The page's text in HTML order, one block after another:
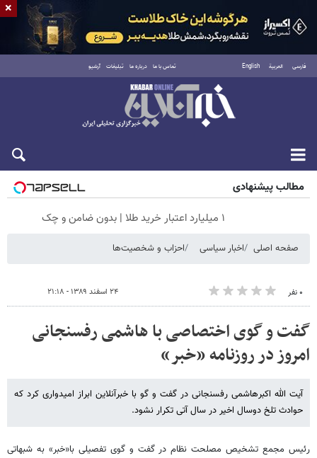
فارسی العربية English تماس با ما درباره ما تبلیغات آرشیو
شنبه ۱۷ مرداد ۱۴۰۵
مطالب پیشنهادی
۱ میلیارد اعتبار خرید طلا | بدون ضامن و چک
صفحه اصلی اخبار سیاسی احزاب و شخصیت‌ها
۰ نفر ۲۴ اسفند ۱۳۸۹ - ۲۱:۱۸
گفت و گوی اختصاصی با هاشمی رفسنجانی
امروز در روزنامه «خبر»
آیت الله اکبرهاشمی رفسنجانی در گفت و گو با خبرآنلاین ابراز امیدواری کرد که
حوادث تلخ دوسال اخیر در سال آتی تکرار نشود.
رئیس مجمع تشخیص مصلحت نظام در گفت و گوی تفصیلی با«خبر» به شبهاتی
×